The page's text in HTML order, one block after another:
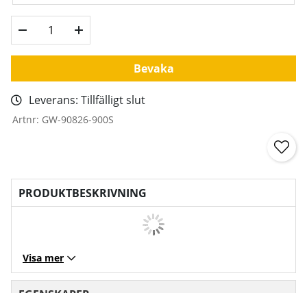
Bevaka
Leverans: Tillfälligt slut
Artnr: GW-90826-900S
PRODUKTBESKRIVNING
Visa mer